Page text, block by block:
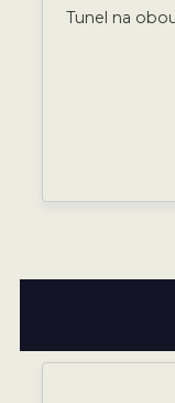
Tunel na